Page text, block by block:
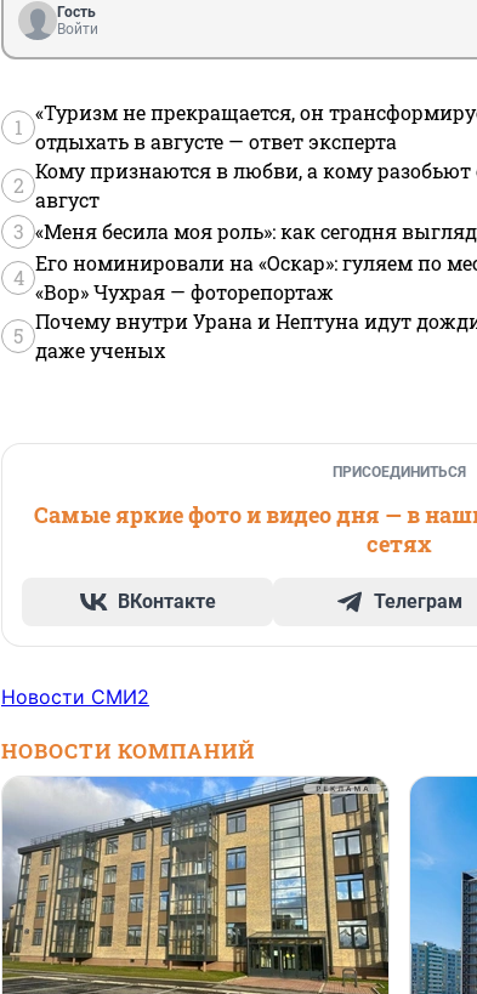
Гость
Войти
1
«Туризм не прекращается, он
отдыхать в августе — ответ эксперта
2
Кому признаются в любви, а кому
август
3 «Меня бесила моя роль»: как сегодня
4
Его номинировали на «Оскар»: гуляем по
«Вор» Чухрая — фоторепортаж
5
Почему внутри Урана и Нептуна идут
даже ученых
ПРИСОЕДИНИТЬСЯ
Самые яркие фото и видео дня — в
сетях
ВКонтакте Телеграм
Новости СМИ2
НОВОСТИ КОМПАНИЙ